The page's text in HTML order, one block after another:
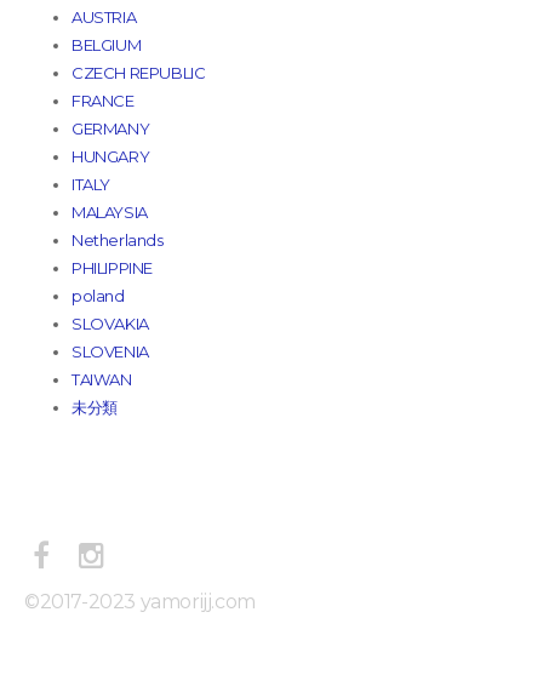
AUSTRIA
BELGIUM
CZECH REPUBLIC
FRANCE
GERMANY
HUNGARY
ITALY
MALAYSIA
Netherlands
PHILIPPINE
poland
SLOVAKIA
SLOVENIA
TAIWAN
未分類
©2017-2023 yamorijj.com